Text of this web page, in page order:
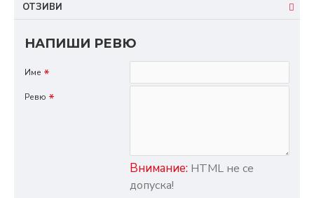
ОТЗИВИ
НАПИШИ РЕВЮ
Име
Ревю
Внимание: HTML не се
допуска!